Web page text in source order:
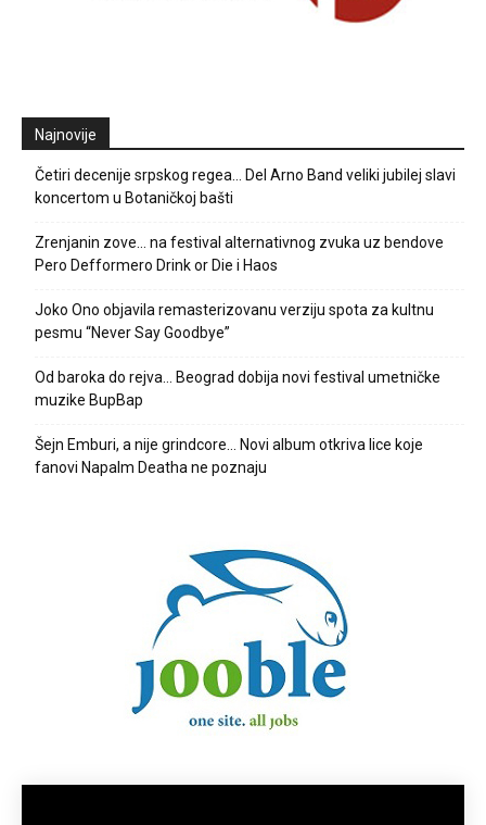
Najnovije
Četiri decenije srpskog regea… Del Arno Band veliki jubilej slavi
koncertom u Botaničkoj bašti
Zrenjanin zove… na festival alternativnog zvuka uz bendove
Pero Defformero Drink or Die i Haos
Joko Ono objavila remasterizovanu verziju spota za kultnu
pesmu “Never Say Goodbye”
Od baroka do rejva… Beograd dobija novi festival umetničke
muzike BupBap
Šejn Emburi, a nije grindcore… Novi album otkriva lice koje
fanovi Napalm Deatha ne poznaju